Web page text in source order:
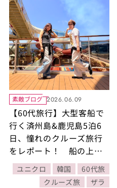
素敵ブログ 2026.06.09
【60代旅行】大型客船で
行く済州島&鹿児島5泊6
日、憧れのクルーズ旅行
をレポート！ 船の上で
もユニクロ、ザラが大活
躍！【大人のクルーズ
ユニクロ 韓国
60代旅
クルーズ旅
ザラ